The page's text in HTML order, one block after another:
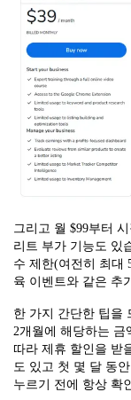
그리고 월 $99부터
리트 부가 기능도 있
수 제한(여전히 최대
육 이벤트와 같은 추
한 가지 간단한 팁을
2개월에 해당하는 금
따라 제휴 할인을 받
도 있고 첫 몇 달 동
누르기 전에 항상 확